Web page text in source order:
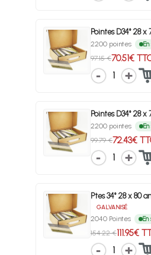
Pointes D34° 28 x
2200 pointes
97.15 €70.51€
1
Pointes D34° 28
2200 pointes
99.79 €72.43€
1
Ptes 34° 28 x 80
GALVANISÉ
2040 Pointes
154.22 €111.95€
1